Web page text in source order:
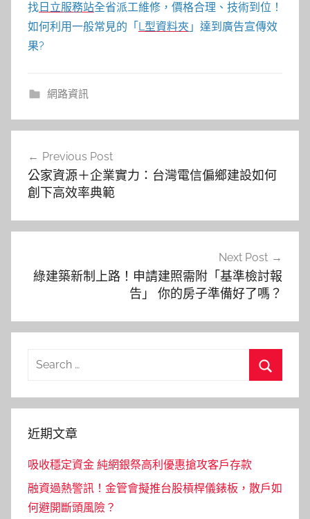
找 日立服務站全省派工維修，價格合理、技術到位！
如何利用一般常見的「 L型資料夾 」達到廣告宣傳效
果?
網路資訊
導
覽
Previous Post
公家資源＋企業實力：台灣電信偏鄉建設如何
創下高效率典範
Next Post
綠建築新制上路！申請建照需附「基準檢討報
告」 你的房子準備好了嗎？
Search
近期文章
吸收穩定資金 純網銀祭高利優惠搶攻客戶存款
融資過熱警訊！金管會擬推台股槓桿儀錶板，散戶如
何避開斷頭風險？